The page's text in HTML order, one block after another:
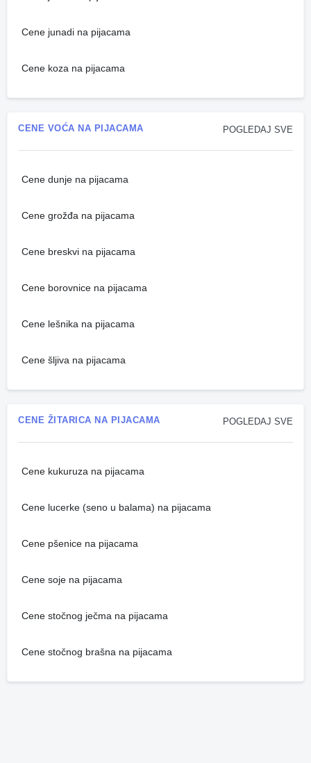
Cene junadi na pijacama
Cene koza na pijacama
POGLEDAJ SVE
CENE VOĆA NA PIJACAMA
Cene dunje na pijacama
Cene grožđa na pijacama
Cene breskvi na pijacama
Cene borovnice na pijacama
Cene lešnika na pijacama
Cene šljiva na pijacama
POGLEDAJ SVE
CENE ŽITARICA NA PIJACAMA
Cene kukuruza na pijacama
Cene lucerke (seno u balama) na pijacama
Cene pšenice na pijacama
Cene soje na pijacama
Cene stočnog ječma na pijacama
Cene stočnog brašna na pijacama